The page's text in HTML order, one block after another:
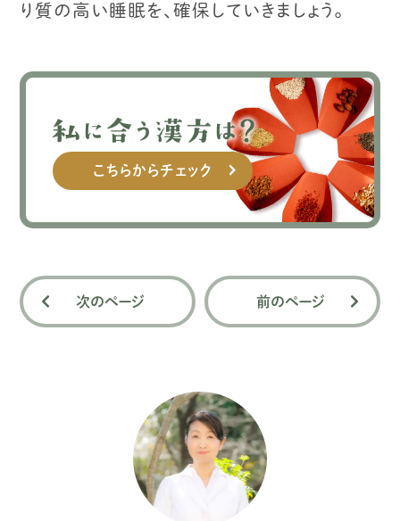
り質の高い睡眠を、確保していきましょう。
こちらからチェック
次のページ 前のページ